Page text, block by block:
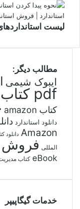
لیست
مطالب دیگر:
ایبوک شیمی
pdf کتاب خارجی
کتاب amazon
دانلود استاندارد
Amazon دانلود
المللی فروش
eBook کتاب
خدمات گیگاپیپر